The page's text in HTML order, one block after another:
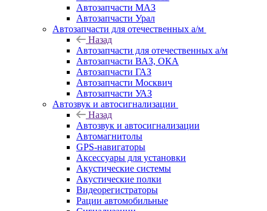
Автозапчасти МАЗ
Автозапчасти Урал
Автозапчасти для отечественных а/м
Назад
Автозапчасти для отечественных а/м
Автозапчасти ВАЗ, ОКА
Автозапчасти ГАЗ
Автозапчасти Москвич
Автозапчасти УАЗ
Автозвук и автосигнализации
Назад
Автозвук и автосигнализации
Автомагнитолы
GPS-навигаторы
Аксессуары для установки
Акустические системы
Акустические полки
Видеорегистраторы
Рации автомобильные